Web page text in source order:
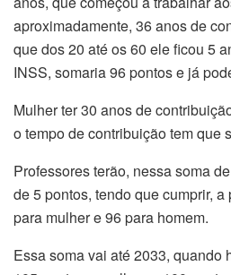
aproximadamente, 36 anos de
que dos 20 até os 60 ele ficou 5
INSS, somaria 96 pontos e já
Mulher ter 30 anos de
o tempo de contribuição tem que
Professores terão, nessa soma
de 5 pontos, tendo que cumprir,
para mulher e 96 para homem.
Essa soma vai até 2033, quando